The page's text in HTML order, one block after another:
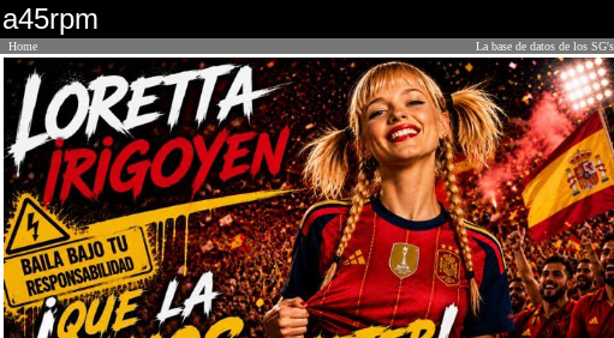
a45rpm
Home La base de datos de los